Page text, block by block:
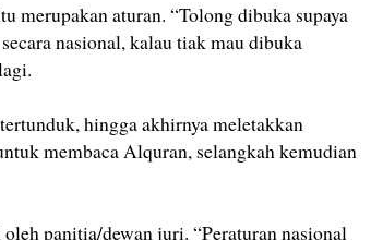
merupakan aturan. “Tolong dibuka supaya
nasional, kalau tiak mau dibuka
hingga akhirnya meletakkan
membaca Alquran, selangkah kemudian
panitia/dewan juri. “Peraturan nasional